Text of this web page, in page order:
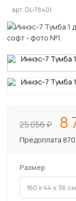
арт. DL-78401
25 056 8
Предоплата
Размер